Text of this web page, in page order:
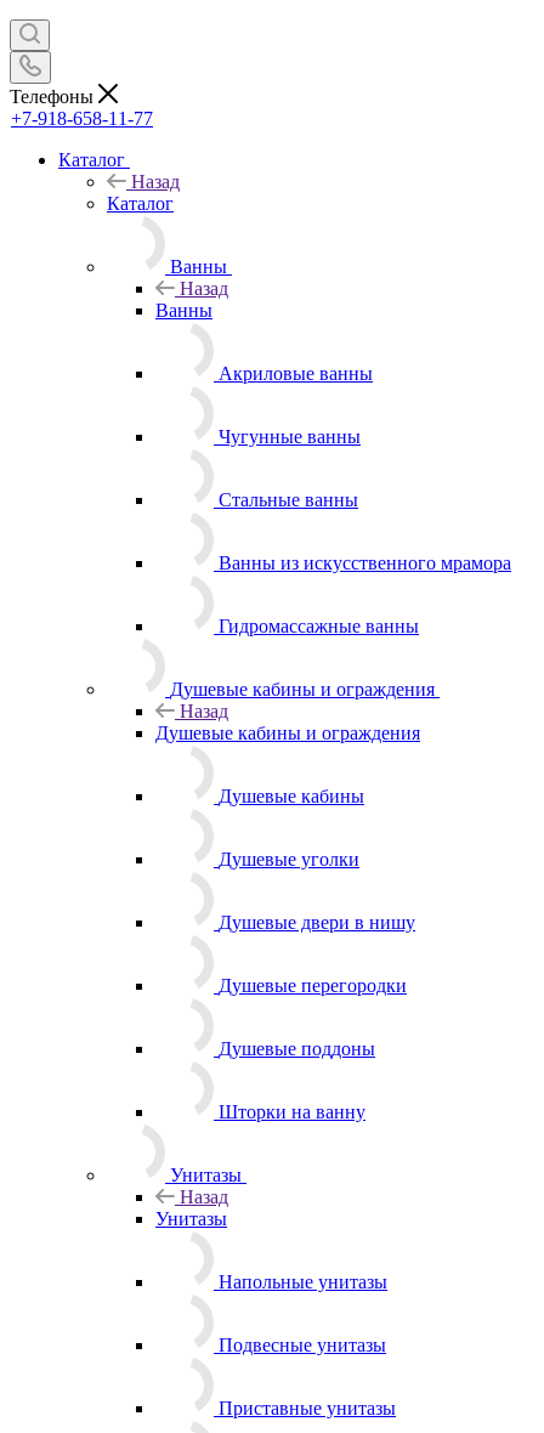
Телефоны
+7-918-658-11-77
Каталог
Назад
Каталог
Ванны
Назад
Ванны
Акриловые ванны
Чугунные ванны
Стальные ванны
Ванны из искусственного мрамора
Гидромассажные ванны
Душевые кабины и ограждения
Назад
Душевые кабины и ограждения
Душевые кабины
Душевые уголки
Душевые двери в нишу
Душевые перегородки
Душевые поддоны
Шторки на ванну
Унитазы
Назад
Унитазы
Напольные унитазы
Подвесные унитазы
Приставные унитазы